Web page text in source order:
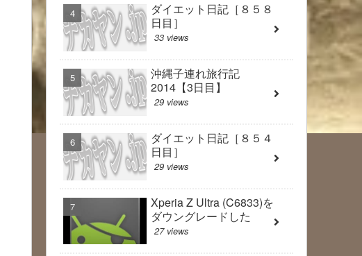
ダイエット日記［８５８
日目］
33 views
沖縄子連れ旅行記
2014【3日目】
29 views
ダイエット日記［８５４
日目］
29 views
Xperia Z Ultra (C6833)を
ダウングレードした
27 views